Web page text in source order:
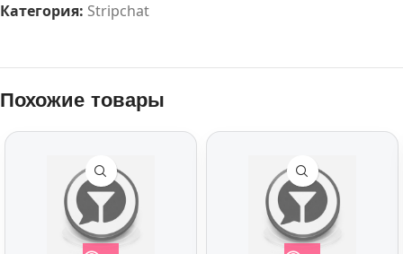
Категория: Stripchat
Похожие товары